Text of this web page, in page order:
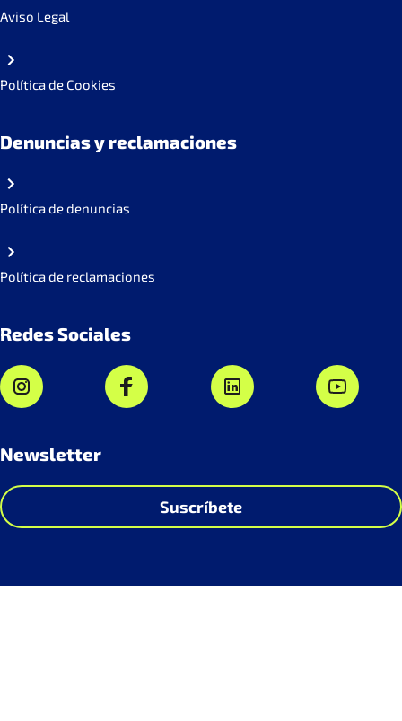
Aviso Legal
Política de Cookies
Denuncias y reclamaciones
Política de denuncias
Política de reclamaciones
Redes Sociales
Newsletter
Suscríbete